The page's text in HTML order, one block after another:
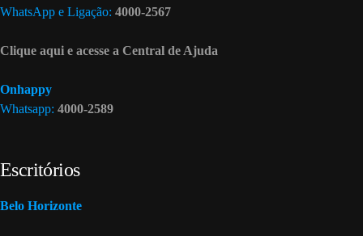
WhatsApp e Ligação: 4000-2567
Clique aqui e acesse a Central de Ajuda
Onhappy
Whatsapp: 4000-2589
Escritórios
Belo Horizonte